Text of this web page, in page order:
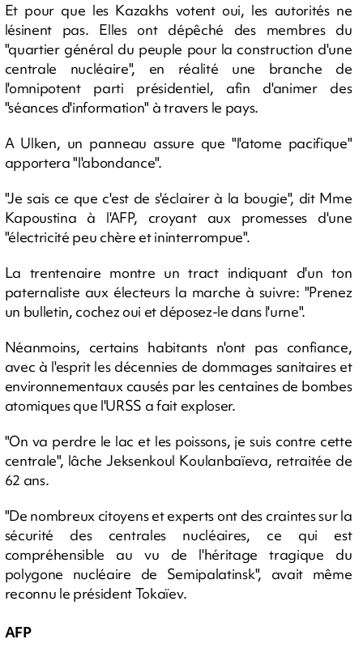
Et pour que les Kazakhs votent oui, les autorités ne
lésinent pas. Elles ont dépêché des membres du
"quartier général du peuple pour la construction d'une
centrale nucléaire", en réalité une branche de
l'omnipotent parti présidentiel, afin d'animer des
"séances d'information" à travers le pays.
A Ulken, un panneau assure que "l'atome pacifique"
apportera "l'abondance".
"Je sais ce que c'est de s'éclairer à la bougie", dit Mme
Kapoustina à l'AFP, croyant aux promesses d'une
"électricité peu chère et ininterrompue".
La trentenaire montre un tract indiquant d'un ton
paternaliste aux électeurs la marche à suivre: "Prenez
un bulletin, cochez oui et déposez-le dans l'urne".
Néanmoins, certains habitants n'ont pas confiance,
avec à l'esprit les décennies de dommages sanitaires et
environnementaux causés par les centaines de bombes
atomiques que l'URSS a fait exploser.
"On va perdre le lac et les poissons, je suis contre cette
centrale", lâche Jeksenkoul Koulanbaïeva, retraitée de
62 ans.
"De nombreux citoyens et experts ont des craintes sur la
sécurité des centrales nucléaires, ce qui est
compréhensible au vu de l'héritage tragique du
polygone nucléaire de Semipalatinsk", avait même
reconnu le président Tokaïev.
AFP